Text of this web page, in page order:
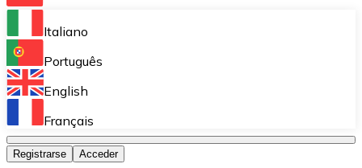
Bitnovo Ramp
Integra nuestra solución en tu plataforma.
Bitnovo Giftcards
Bitnovo OTC
Italiano
Português
English
Français
Registrarse Acceder